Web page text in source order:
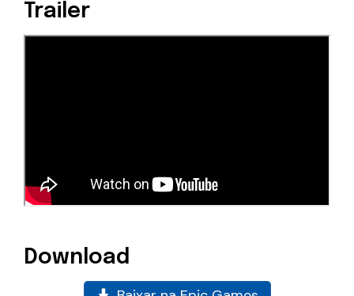
Trailer
Download